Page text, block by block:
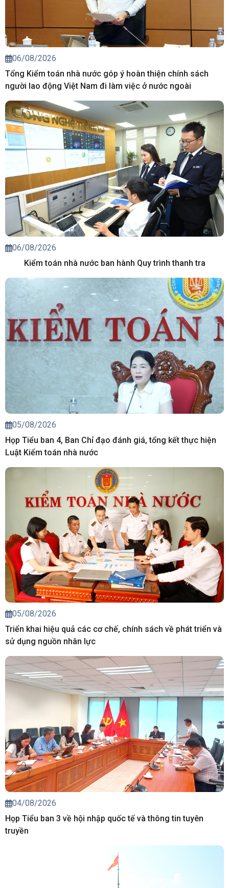
06/08/2026
Tổng Kiểm toán nhà nước góp ý hoàn thiện chính sách
người lao động Việt Nam đi làm việc ở nước ngoài
06/08/2026
Kiểm toán nhà nước ban hành Quy trình thanh tra
05/08/2026
Họp Tiểu ban 4, Ban Chỉ đạo đánh giá, tổng kết thực hiện
Luật Kiểm toán nhà nước
05/08/2026
Triển khai hiệu quả các cơ chế, chính sách về phát triển và
sử dụng nguồn nhân lực
04/08/2026
Họp Tiểu ban 3 về hội nhập quốc tế và thông tin tuyên
truyền